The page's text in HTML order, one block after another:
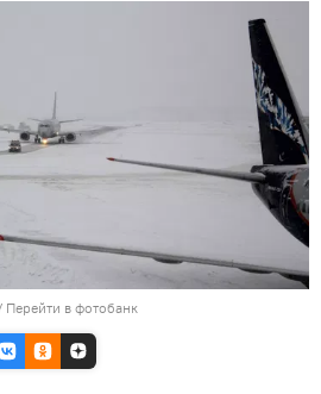
Перейти в фотобанк